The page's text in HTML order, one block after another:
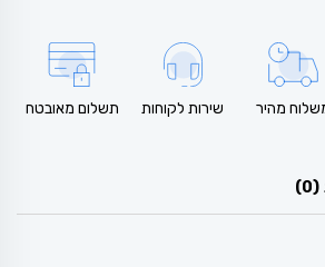
מהיר שירות לקוחות תשלום מאובטח